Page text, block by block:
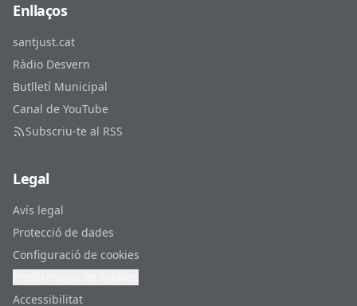
Enllaços
santjust.cat
Ràdio Desvern
Butlletí Municipal
Canal de YouTube
Subscriu-te al RSS
Legal
Avís legal
Protecció de dades
Configuració de cookies
Accessibilitat